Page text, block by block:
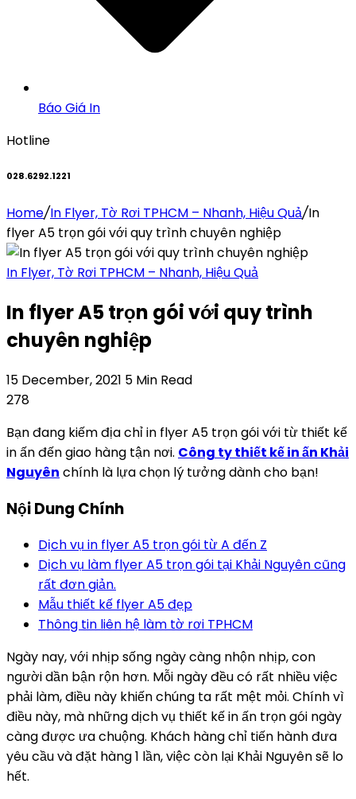
Báo Giá In
Hotline
028.6292.1221
Home/In Flyer, Tờ Rơi TPHCM – Nhanh, Hiệu Quả/In
flyer A5 trọn gói với quy trình chuyên nghiệp
In Flyer, Tờ Rơi TPHCM – Nhanh, Hiệu Quả
In flyer A5 trọn gói với quy trình
chuyên nghiệp
15 December, 2021 5 Min Read
278
Bạn đang kiếm địa chỉ in flyer A5 trọn gói với từ thiết kế
in ấn đến giao hàng tận nơi. Công ty thiết kế in ấn Khải
Nguyên chính là lựa chọn lý tưởng dành cho bạn!
Nội Dung Chính
Dịch vụ in flyer A5 trọn gói từ A đến Z
Dịch vụ làm flyer A5 trọn gói tại Khải Nguyên cũng
rất đơn giản.
Mẫu thiết kế flyer A5 đẹp
Thông tin liên hệ làm tờ rơi TPHCM
Ngày nay, với nhịp sống ngày càng nhộn nhịp, con
người dần bận rộn hơn. Mỗi ngày đều có rất nhiều việc
phải làm, điều này khiến chúng ta rất mệt mỏi. Chính vì
điều này, mà những dịch vụ thiết kế in ấn trọn gói ngày
càng được ưa chuộng. Khách hàng chỉ tiến hành đưa
yêu cầu và đặt hàng 1 lần, việc còn lại Khải Nguyên sẽ lo
hết.